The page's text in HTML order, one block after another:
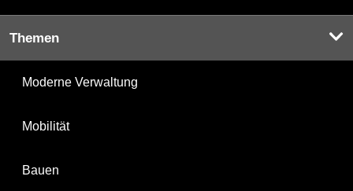
Themen
Moderne Verwaltung
Mobilität
Bauen